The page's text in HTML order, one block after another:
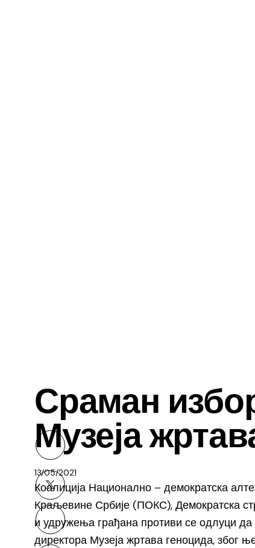
Сраман
Музеја
13/05/2021
Коалиција Национално – демократска
Краљевине Србије (ПОКС), Демократска
и удружења грађана противи се одлуци
директора Музеја жртава геноцида, због